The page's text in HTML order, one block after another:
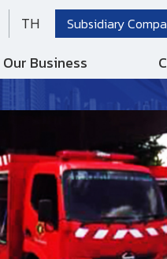
TH Subsidiary
Our Business